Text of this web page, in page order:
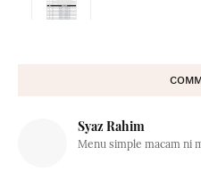
Syaz Rahim
Menu simple macam ni